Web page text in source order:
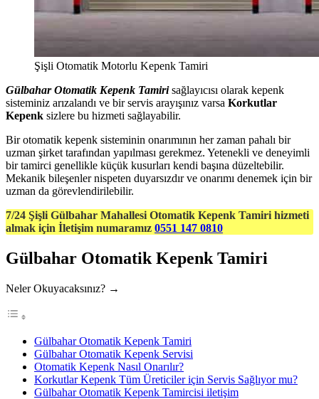
Şişli Otomatik Motorlu Kepenk Tamiri
Gülbahar Otomatik Kepenk Tamirisağlayıcısı olarak kepenk
sisteminiz arızalandı ve bir servis arayışınız varsa Korkutlar
Kepenk sizlere bu hizmeti sağlayabilir.
Bir otomatik kepenk sisteminin onarımının her zaman pahalı bir
uzman şirket tarafından yapılması gerekmez. Yetenekli ve deneyimli
bir tamirci genellikle küçük kusurları kendi başına düzeltebilir.
Mekanik bileşenler nispeten duyarsızdır ve onarımı denemek için bir
uzman da görevlendirilebilir.
7/24 Şişli Gülbahar Mahallesi Otomatik Kepenk Tamiri hizmeti
almak için İletişim numaramız 0551 147 0810
Gülbahar Otomatik Kepenk Tamiri
Neler Okuyacaksınız? →
Gülbahar Otomatik Kepenk Tamiri
Gülbahar Otomatik Kepenk Servisi
Otomatik Kepenk Nasıl Onarılır?
Korkutlar Kepenk Tüm Üreticiler için Servis Sağlıyor mu?
Gülbahar Otomatik Kepenk Tamircisi iletişim